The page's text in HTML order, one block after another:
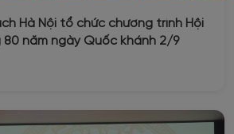
Hà Nội tổ chức chương trình Hội
năm ngày Quốc khánh 2/9